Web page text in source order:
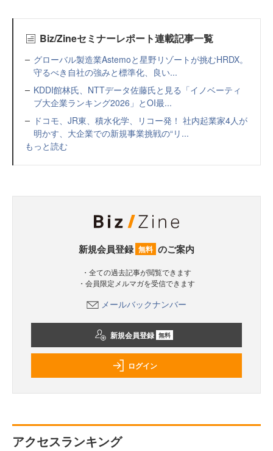
Biz/Zineセミナーレポート連載記事一覧
グローバル製造業Astemoと星野リゾートが挑むHRDX。
守るべき自社の強みと標準化、良い...
KDDI館林氏、NTTデータ佐藤氏と見る「イノベーティ
ブ大企業ランキング2026」とOI最...
ドコモ、JR東、積水化学、リコー発！ 社内起業家4人が
明かす、大企業での新規事業挑戦の“リ...
もっと読む
新規会員登録 無料 のご案内
・全ての過去記事が閲覧できます
・会員限定メルマガを受信できます
メールバックナンバー
新規会員登録 無料
ログイン
アクセスランキング